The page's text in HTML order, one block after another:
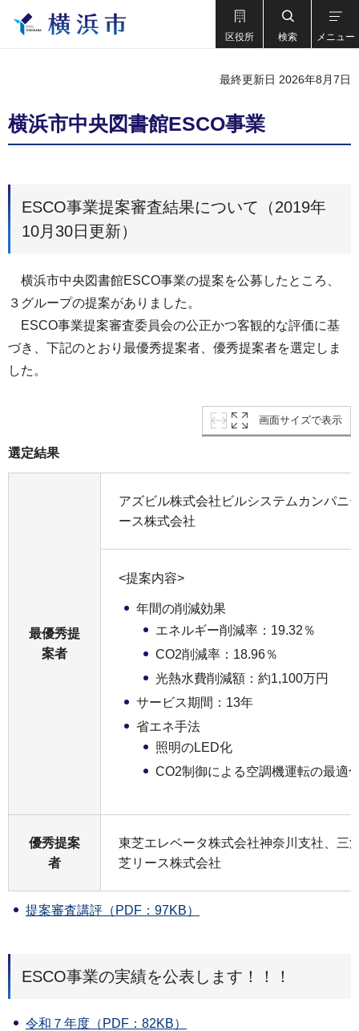
区役所 検索 メニュー
最終更新日 2026年8月7日
横浜市中央図書館ESCO事業
ESCO事業提案審査結果について（2019年
10月30日更新）
横浜市中央図書館ESCO事業の提案を公募したところ、
３グループの提案がありました。
ESCO事業提案審査委員会の公正かつ客観的な評価に基
づき、下記のとおり最優秀提案者、優秀提案者を選定しま
した。
画面サイズで表示
選定結果
最優秀提
案者
アズビル株式会社ビルシステムカンパニ
ース株式会社
<提案内容>
年間の削減効果
エネルギー削減率：19.32％
CO2削減率：18.96％
光熱水費削減額：約1,100万円
サービス期間：13年
省エネ手法
照明のLED化
CO2制御による空調機運転の最適
優秀提案
者
東芝エレベータ株式会社神奈川支社、三
芝リース株式会社
提案審査講評（PDF：97KB）
ESCO事業の実績を公表します！！！
令和７年度（PDF：82KB）